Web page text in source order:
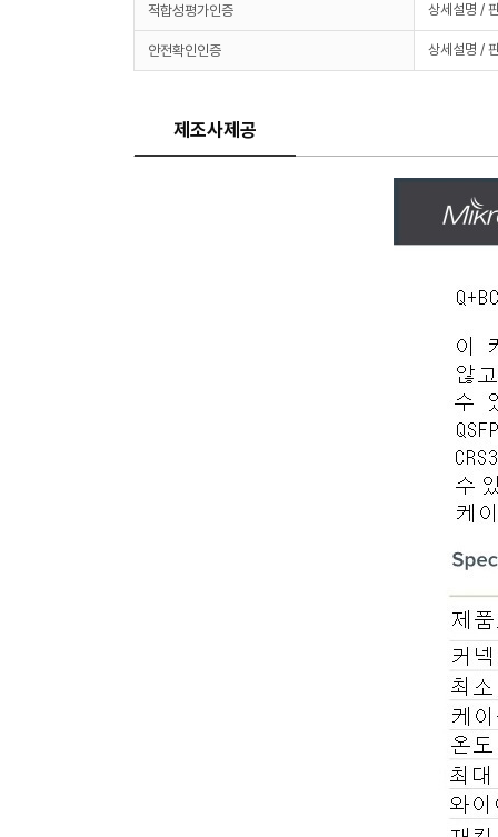
적합성평가인증 상세설명 /
안전확인인증 상세설명 /
제조사제공